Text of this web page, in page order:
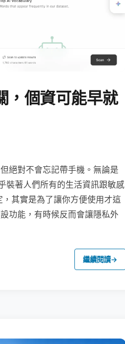
，個資可能早就
絕對不會忘記帶手機。無論是
裝著人們所有的生活資訊跟敏感
其實是為了讓你方便使用才這
功能，有時候反而會讓隱私外
繼續閱讀→